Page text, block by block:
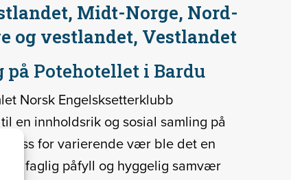
Midt-Norge, Nord-
og vestlandet, Vestlandet
Potehotellet i Bardu
Norsk Engelsksetterklubb
en innholdsrik og sosial samling på
tross for varierende vær ble det en
faglig påfyll og hyggelig samvær